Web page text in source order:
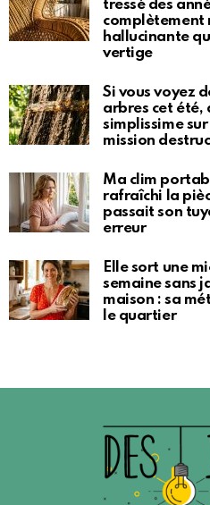
tressé des
complètement
hallucinante
vertige
Si vous voyez
arbres cet été,
simplissime
mission
Ma clim
rafraîchi la
passait son
erreur
Elle sort une
semaine sans
maison : sa
le quartier